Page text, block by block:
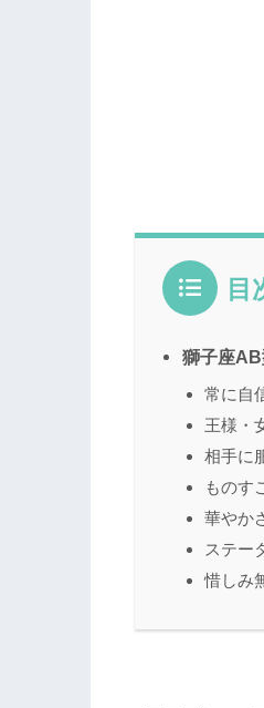
目
獅子座AB
常に自
王様・
相手に
ものす
華やか
ステー
惜しみ